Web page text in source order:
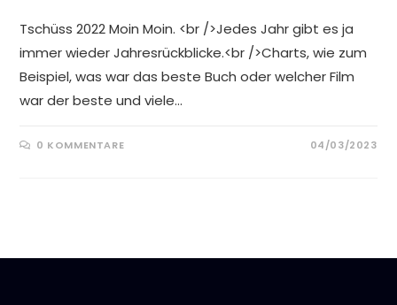
Tschüss 2022 Moin Moin. <br />Jedes Jahr gibt es ja
immer wieder Jahresrückblicke.<br />Charts, wie zum
Beispiel, was war das beste Buch oder welcher Film
war der beste und viele…
0 KOMMENTARE 04/03/2023